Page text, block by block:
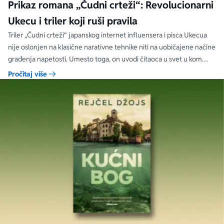
Prikaz romana „Čudni crteži“: Revolucionarni
Ukecu i triler koji ruši pravila
Triler „Čudni crteži“ japanskog internet influensera i pisca Ukecua
nije oslonjen na klasične narativne tehnike niti na uobičajene načine
građenja napetosti. Umesto toga, on uvodi čitaoca u svet u kom
priložene ilustracije govore više od reči, a ono što je nacrtano često
Pročitaj više